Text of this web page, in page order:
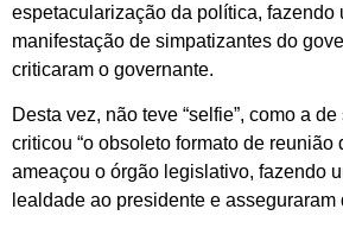
espetacularização da política, fazendo
manifestação de simpatizantes do
criticaram o governante.
Desta vez, não teve “selfie”, como a
criticou “o obsoleto formato de
ameaçou o órgão legislativo, fazendo
lealdade ao presidente e asseguraram